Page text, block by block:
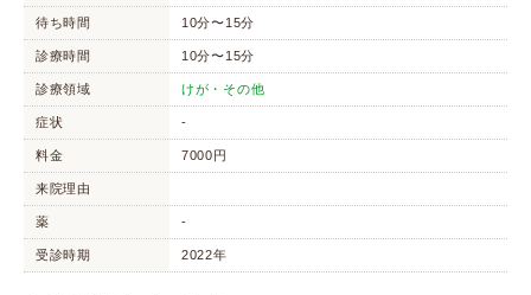
待ち時間 10分〜15分
診療時間 10分〜15分
診療領域 けが・その他
症状 -
料金 7000円
来院理由
薬 -
受診時期 2022年